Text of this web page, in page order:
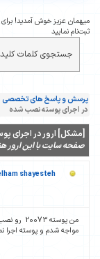
میهمان عزیز خوش آمدید! برای
ثبت‌نام نمایید
پرسش و پاسخ های تخصصی
در اجرای پوسته نصب شده
[مشکل] ارور در اجرای
صفحه سایت با این ارور
shayesteh
من
مواجه شدم و پوسته اجرا